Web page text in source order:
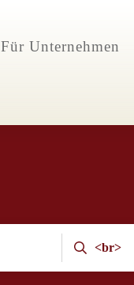
Für Unternehmen
<br>